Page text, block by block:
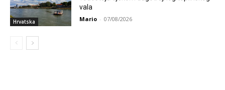
Hrvatska
vala
Mario - 07/08/2026